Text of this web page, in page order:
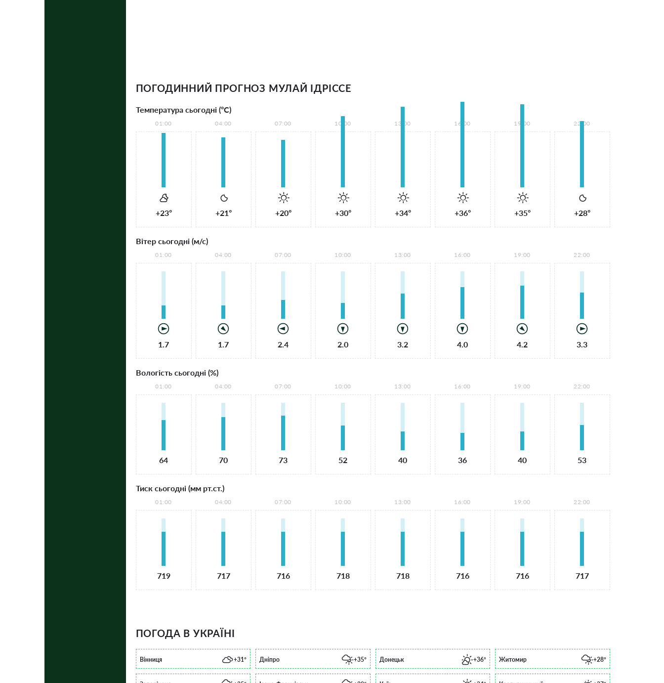
ПОГОДИННИЙ ПРОГНОЗ МУЛАЙ ІДРІССЕ
Температура сьогодні (°С)
01:00
+23°
04:00
+21°
07:00
+20°
10:00
+30°
13:00
+34°
16:00
+36°
19:00
+35°
22:00
+28°
Вітер сьогодні (м/с)
01:00
1.7
04:00
1.7
07:00
2.4
10:00
2.0
13:00
3.2
16:00
4.0
19:00
4.2
22:00
3.3
Вологість сьогодні (%)
01:00
64
04:00
70
07:00
73
10:00
52
13:00
40
16:00
36
19:00
40
22:00
53
Тиск сьогодні (мм рт.ст.)
01:00
719
04:00
717
07:00
716
10:00
718
13:00
718
16:00
716
19:00
716
22:00
717
ПОГОДА В УКРАЇНІ
Вінниця +31° Дніпро +35° Донецьк +36° Житомир +28°